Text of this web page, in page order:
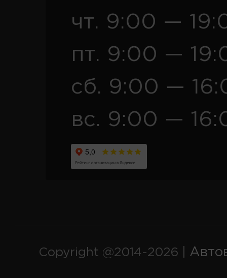
чт. 9:00 —
пт. 9:00 —
сб. 9:00 —
вс. 9:00 —
Copyright @2014-2026 |